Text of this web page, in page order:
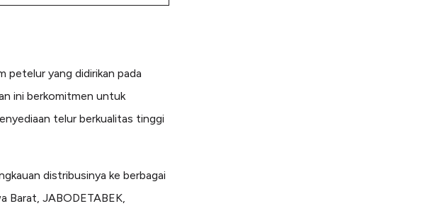
petelur yang didirikan pada
ini berkomitmen untuk
telur berkualitas tinggi
distribusinya ke berbagai
Barat, JABODETABEK,